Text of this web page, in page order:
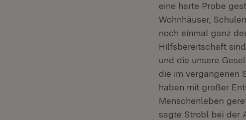
eine harte Probe
Wohnhäuser,
noch einmal ganz
Hilfsbereitschaft
und die unsere
die im vergangenen
haben mit großer
Menschenleben
sagte Strobl bei der